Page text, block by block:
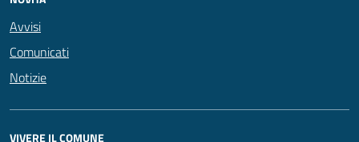
Avvisi
Comunicati
Notizie
VIVERE IL COMUNE